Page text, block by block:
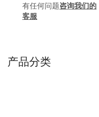
有任何问题咨询我们的
客服
产品分类